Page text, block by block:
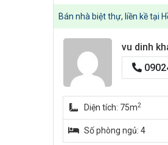
Bán nhà biệt thự, liền kề tại
vu dinh
Diện tích: 75m2
Số phòng ngủ: 4